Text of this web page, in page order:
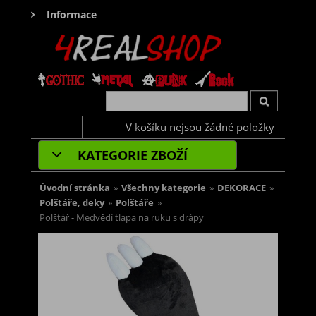
Informace
V košíku nejsou žádné položky
KATEGORIE ZBOŽÍ
Úvodní stránka » Všechny kategorie » DEKORACE »
Polštáře, deky » Polštáře »
Polštář - Medvědí tlapa na ruku s drápy